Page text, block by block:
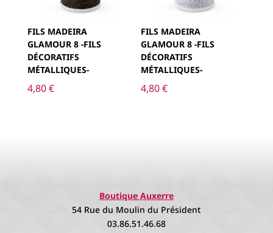
FILS MADEIRA
GLAMOUR 8 -FILS
DÉCORATIFS
MÉTALLIQUES-
4,80€
FILS MADEIRA
GLAMOUR 8 -FILS
DÉCORATIFS
MÉTALLIQUES-
4,80€
Boutique Auxerre
54 Rue du Moulin du Président
03.86.51.46.68